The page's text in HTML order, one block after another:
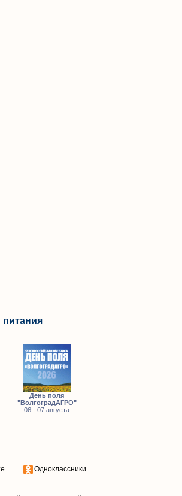
День поля
"ВолгоградАГРО"
06 - 07 августа
Одноклассники